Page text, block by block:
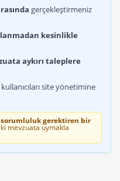
gerçekleştirmeniz
kesinlikle
aykırı taleplere
site yönetimine
gerektiren bir
mevzuata uymakla